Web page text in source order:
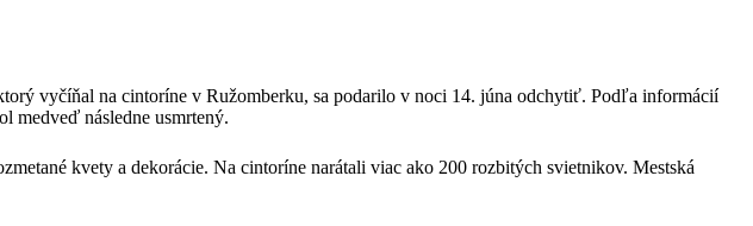
vyčíňal na cintoríne v Ružomberku, sa podarilo v noci 14. júna odchytiť. Podľa informácií
medveď následne usmrtený.
kvety a dekorácie. Na cintoríne narátali viac ako 200 rozbitých svietnikov. Mestská